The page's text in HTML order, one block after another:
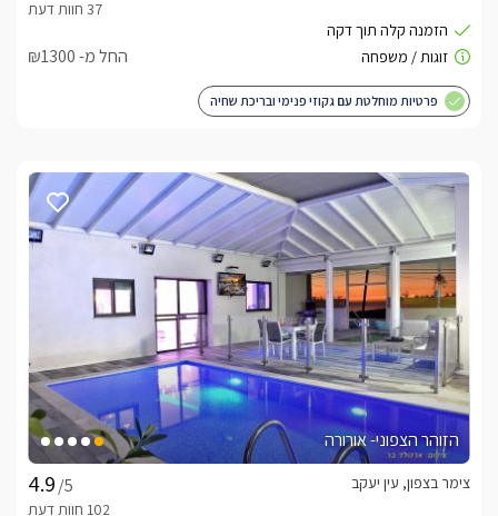
החל מ- ₪1300
פרטיות מוחלטת עם גקוזי פנימי ובריכת שחיה
הזוהר הצפוני- אורורה
/5
צימר בצפון, עין יעקב